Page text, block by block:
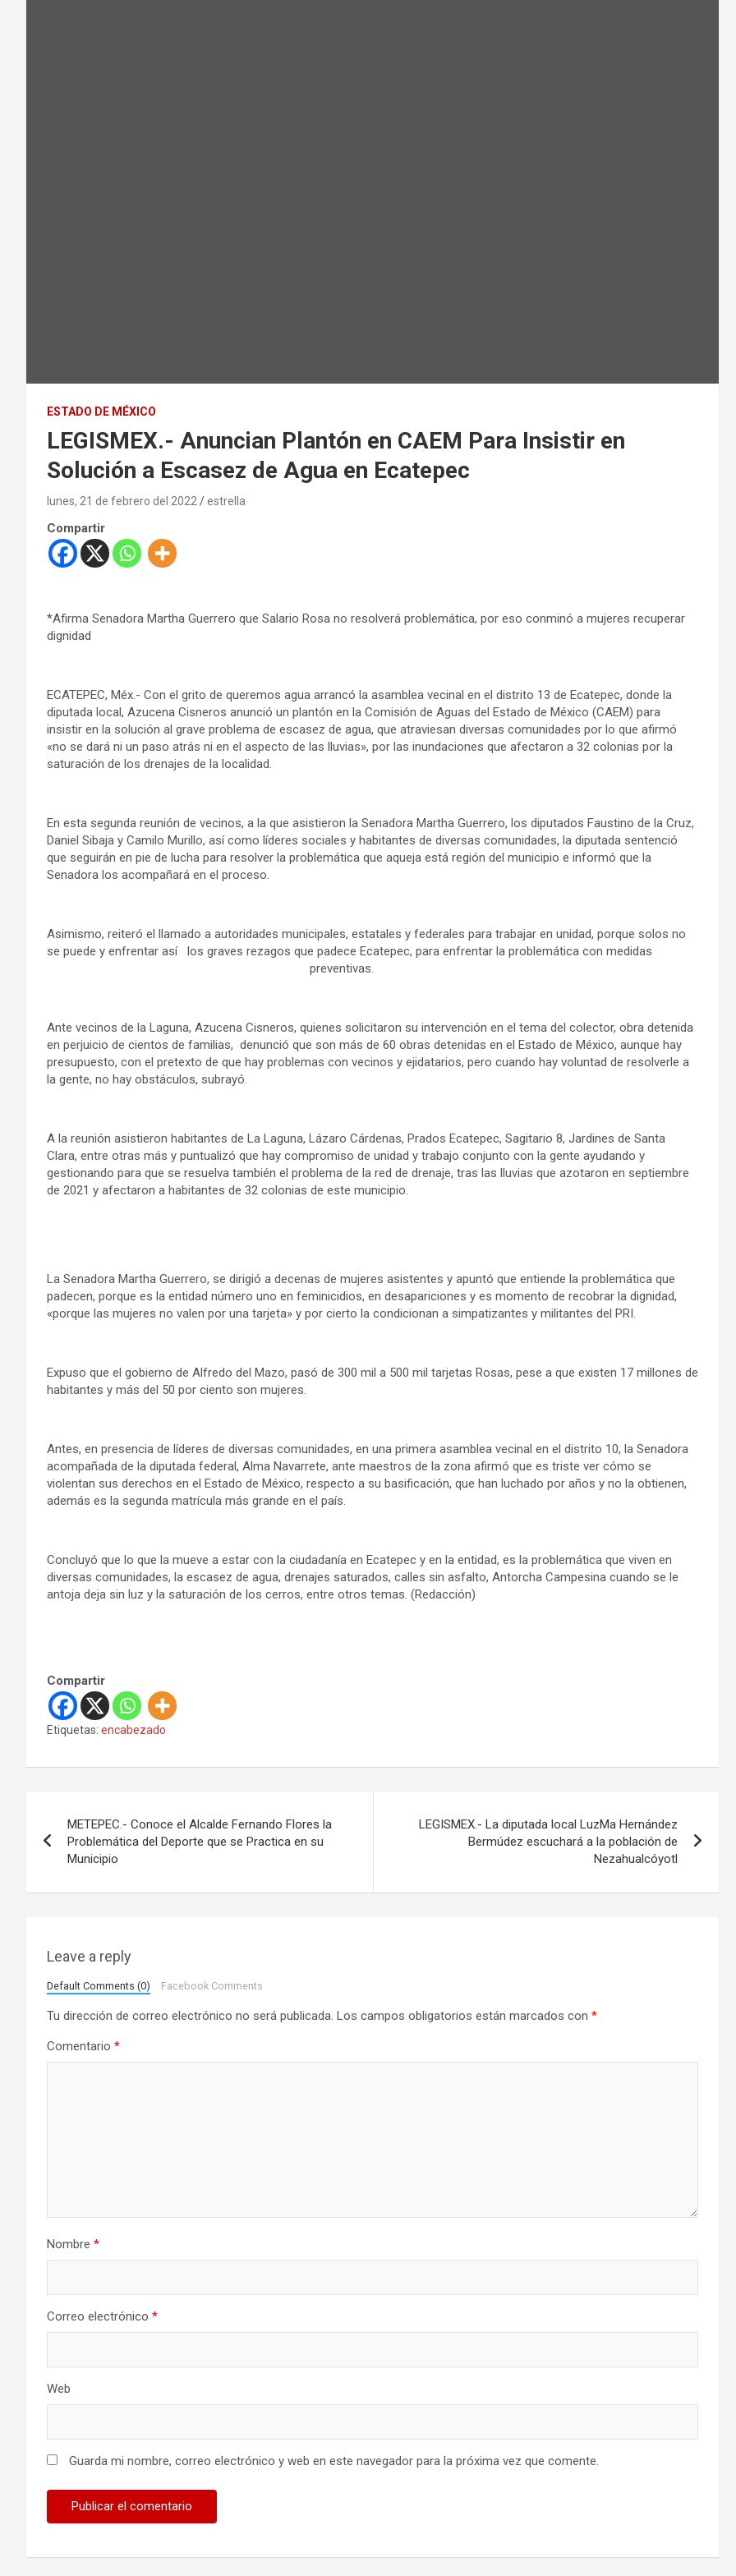
ESTADO DE MÉXICO
LEGISMEX.- Anuncian Plantón en CAEM Para Insistir en
Solución a Escasez de Agua en Ecatepec
lunes, 21 de febrero del 2022 estrella
Compartir
*Afirma Senadora Martha Guerrero que Salario Rosa no resolverá problemática, por eso conminó a mujeres recuperar
dignidad
ECATEPEC, Méx.- Con el grito de queremos agua arrancó la asamblea vecinal en el distrito 13 de Ecatepec, donde la
diputada local, Azucena Cisneros anunció un plantón en la Comisión de Aguas del Estado de México (CAEM) para
insistir en la solución al grave problema de escasez de agua, que atraviesan diversas comunidades por lo que afirmó
«no se dará ni un paso atrás ni en el aspecto de las lluvias», por las inundaciones que afectaron a 32 colonias por la
saturación de los drenajes de la localidad.
En esta segunda reunión de vecinos, a la que asistieron la Senadora Martha Guerrero, los diputados Faustino de la Cruz,
Daniel Sibaja y Camilo Murillo, así como líderes sociales y habitantes de diversas comunidades, la diputada sentenció
que seguirán en pie de lucha para resolver la problemática que aqueja está región del municipio e informó que la
Senadora los acompañará en el proceso.
Asimismo, reiteró el llamado a autoridades municipales, estatales y federales para trabajar en unidad, porque solos no
se puede y enfrentar así los graves rezagos que padece Ecatepec, para enfrentar la problemática con medidas
preventivas.
Ante vecinos de la Laguna, Azucena Cisneros, quienes solicitaron su intervención en el tema del colector, obra detenida
en perjuicio de cientos de familias, denunció que son más de 60 obras detenidas en el Estado de México, aunque hay
presupuesto, con el pretexto de que hay problemas con vecinos y ejidatarios, pero cuando hay voluntad de resolverle a
la gente, no hay obstáculos, subrayó.
A la reunión asistieron habitantes de La Laguna, Lázaro Cárdenas, Prados Ecatepec, Sagitario 8, Jardines de Santa
Clara, entre otras más y puntualizó que hay compromiso de unidad y trabajo conjunto con la gente ayudando y
gestionando para que se resuelva también el problema de la red de drenaje, tras las lluvias que azotaron en septiembre
de 2021 y afectaron a habitantes de 32 colonias de este municipio.
La Senadora Martha Guerrero, se dirigió a decenas de mujeres asistentes y apuntó que entiende la problemática que
padecen, porque es la entidad número uno en feminicidios, en desapariciones y es momento de recobrar la dignidad,
«porque las mujeres no valen por una tarjeta» y por cierto la condicionan a simpatizantes y militantes del PRI.
Expuso que el gobierno de Alfredo del Mazo, pasó de 300 mil a 500 mil tarjetas Rosas, pese a que existen 17 millones de
habitantes y más del 50 por ciento son mujeres.
Antes, en presencia de líderes de diversas comunidades, en una primera asamblea vecinal en el distrito 10, la Senadora
acompañada de la diputada federal, Alma Navarrete, ante maestros de la zona afirmó que es triste ver cómo se
violentan sus derechos en el Estado de México, respecto a su basificación, que han luchado por años y no la obtienen,
además es la segunda matrícula más grande en el país.
Concluyó que lo que la mueve a estar con la ciudadanía en Ecatepec y en la entidad, es la problemática que viven en
diversas comunidades, la escasez de agua, drenajes saturados, calles sin asfalto, Antorcha Campesina cuando se le
antoja deja sin luz y la saturación de los cerros, entre otros temas. (Redacción)
Compartir
Etiquetas: encabezado
METEPEC.- Conoce el Alcalde Fernando Flores la
Problemática del Deporte que se Practica en su
Municipio
LEGISMEX.- La diputada local LuzMa Hernández
Bermúdez escuchará a la población de
Nezahualcóyotl
Leave a reply
Default Comments (0) Facebook Comments
Tu dirección de correo electrónico no será publicada. Los campos obligatorios están marcados con *
Comentario *
Nombre *
Correo electrónico *
Web
Guarda mi nombre, correo electrónico y web en este navegador para la próxima vez que comente.